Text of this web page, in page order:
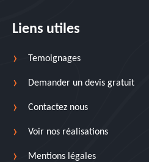
Liens utiles
Temoignages
Demander un devis gratuit
Contactez nous
Voir nos réalisations
Mentions légales